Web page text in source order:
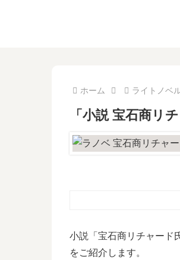
ホーム ライトノベ
「小説 宝石商リ
小説「宝石商リチャード
をご紹介します。